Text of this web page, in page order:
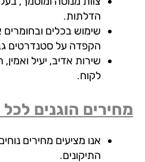
הדלתות.
שימוש בכלים ובחומרים
הקפדה על סטנדרטים
שירות אדיב, יעיל ואמין,
לקוח.
הוגנים לכל
אנו מציעים מחירים נוחים
התיקונים.